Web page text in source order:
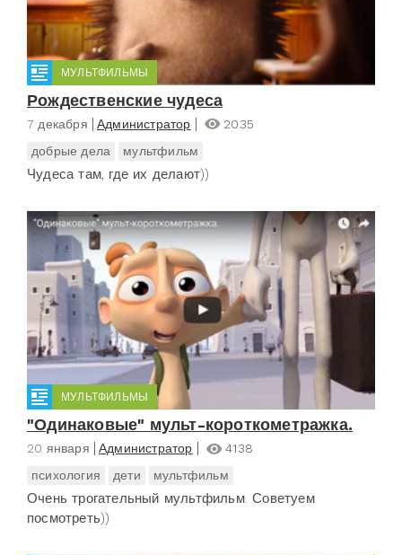
МУЛЬТФИЛЬМЫ
Рождественские чудеса
7 декабря Администратор
2035
добрые дела
мультфильм
Чудеса там, где их делают))
МУЛЬТФИЛЬМЫ
"Одинаковые" мульт-короткометражка.
20 января Администратор
4138
психология
дети мультфильм
Очень трогательный мультфильм. Советуем
посмотреть))